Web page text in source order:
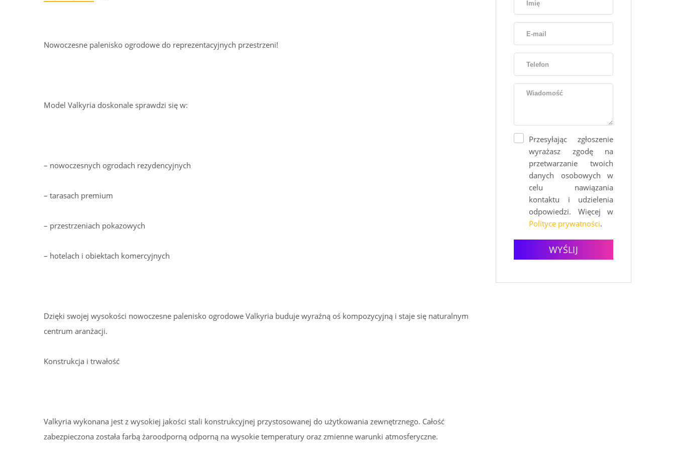
Nowoczesne palenisko ogrodowe do reprezentacyjnych przestrzeni!
Model Valkyria doskonale sprawdzi się w:
– nowoczesnych ogrodach rezydencyjnych
– tarasach premium
– przestrzeniach pokazowych
– hotelach i obiektach komercyjnych
Dzięki swojej wysokości nowoczesne palenisko ogrodowe Valkyria buduje wyraźną oś kompozycyjną i staje się naturalnym
centrum aranżacji.
Konstrukcja i trwałość
Valkyria wykonana jest z wysokiej jakości stali konstrukcyjnej przystosowanej do użytkowania zewnętrznego. Całość
zabezpieczona została farbą żaroodporną odporną na wysokie temperatury oraz zmienne warunki atmosferyczne.
Przesyłając zgłoszenie
wyrażasz zgodę na
przetwarzanie twoich
danych osobowych w
celu nawiązania
kontaktu i udzielenia
odpowiedzi. Więcej w
Polityce prywatności.
WYŚLIJ